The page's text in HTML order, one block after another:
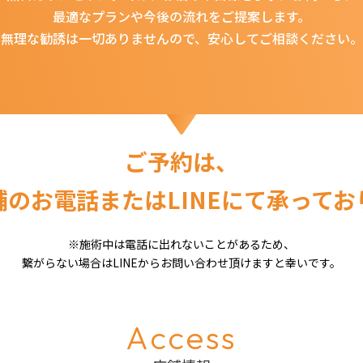
最適なプランや今後の流れをご提案します。
無理な勧誘は一切ありませんので、 安心してご相談ください。
ご予約は、
のお電話またはLINEにて承ってお
※施術中は電話に出れないことがあるため、
繋がらない場合はLINEから お問い合わせ頂けますと幸いです。
Access